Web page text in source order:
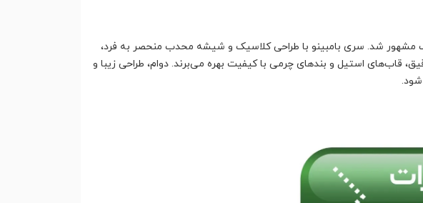
قیمت مناسب مشهور شد. سری بامبینو با طراحی کلاسیک و شیشه محدب منحصر به فرد،
قاب‌های استیل و بندهای چرمی با کیفیت بهره می‌برند. دوام، طراحی زیبا و
شود.